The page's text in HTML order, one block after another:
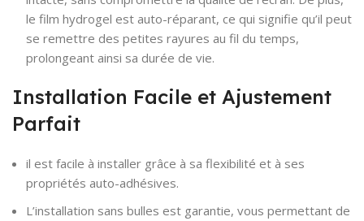
le film hydrogel est auto-réparant, ce qui signifie qu’il peut
se remettre des petites rayures au fil du temps,
prolongeant ainsi sa durée de vie.
Installation Facile et Ajustement
Parfait
il est facile à installer grâce à sa flexibilité et à ses
propriétés auto-adhésives.
L’installation sans bulles est garantie, vous permettant de